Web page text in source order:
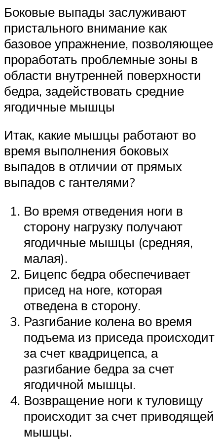
Боковые выпады заслуживают
пристального внимание как
базовое упражнение, позволяющее
проработать проблемные зоны в
области внутренней поверхности
бедра, задействовать средние
ягодичные мышцы
Итак, какие мышцы работают во
время выполнения боковых
выпадов в отличии от прямых
выпадов с гантелями?
Во время отведения ноги в
сторону нагрузку получают
ягодичные мышцы (средняя,
малая).
Бицепс бедра обеспечивает
присед на ноге, которая
отведена в сторону.
Разгибание колена во время
подъема из приседа происходит
за счет квадрицепса, а
разгибание бедра за счет
ягодичной мышцы.
Возвращение ноги к туловищу
происходит за счет приводящей
мышцы.